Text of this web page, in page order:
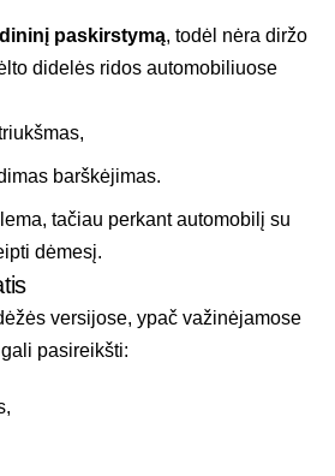
paskirstymą, todėl nėra diržo
didelės ridos automobiliuose
barškėjimas.
tačiau perkant automobilį su
dėmesį.
versijose, ypač važinėjamose
pasireikšti: